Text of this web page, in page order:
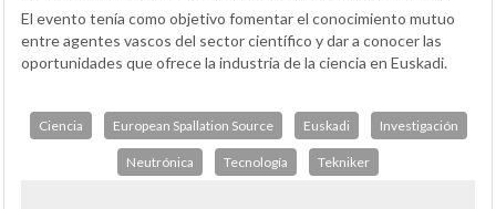
El evento tenía como objetivo fomentar el conocimiento mutuo
entre agentes vascos del sector científico y dar a conocer las
oportunidades que ofrece la industria de la ciencia en Euskadi.
Ciencia European Spallation Source Euskadi Investigación
Neutrónica Tecnología Tekniker